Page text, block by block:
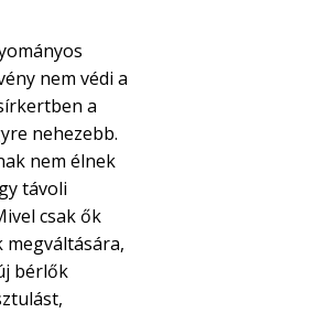
nem védi a
a
nehezebb.
nem élnek
távoli
csak ők
megváltására,
bérlők